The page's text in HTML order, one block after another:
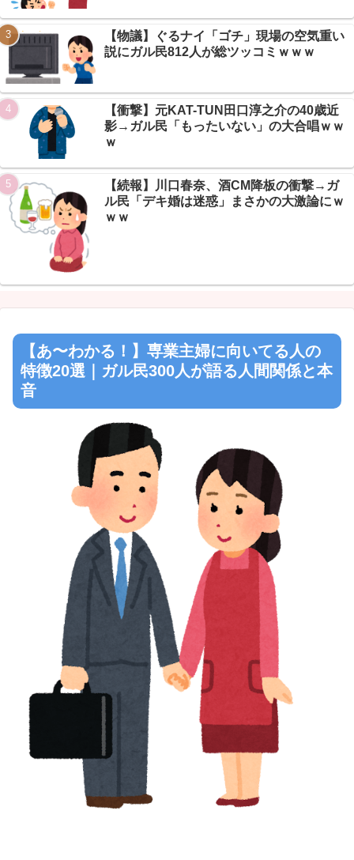
Powered by livedoor 相互RSS
【物議】ぐるナイ「ゴチ」現場の空気重い
説にガル民812人が総ツッコミｗｗｗ
【衝撃】元KAT-TUN田口淳之介の40歳近
影→ガル民「もったいない」の大合唱ｗｗ
ｗ
【続報】川口春奈、酒CM降板の衝撃→ガ
ル民「デキ婚は迷惑」まさかの大激論にｗ
ｗｗ
【あ〜わかる！】専業主婦に向いてる人の
特徴20選｜ガル民300人が語る人間関係と本
音